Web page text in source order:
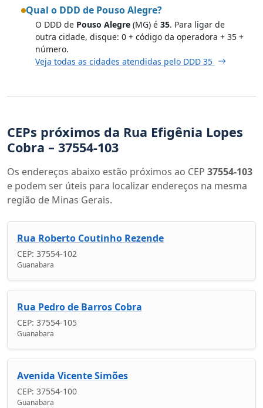
Qual o DDD de Pouso Alegre?
O DDD de Pouso Alegre (MG) é 35. Para ligar de
outra cidade, disque: 0 + código da operadora + 35 +
número.
Veja todas as cidades atendidas pelo DDD 35
CEPs próximos da Rua Efigênia Lopes
Cobra – 37554-103
Os endereços abaixo estão próximos ao CEP 37554-103
e podem ser úteis para localizar endereços na mesma
região de Minas Gerais.
Rua Roberto Coutinho Rezende
CEP: 37554-102
Guanabara
Rua Pedro de Barros Cobra
CEP: 37554-105
Guanabara
Avenida Vicente Simões
CEP: 37554-100
Guanabara